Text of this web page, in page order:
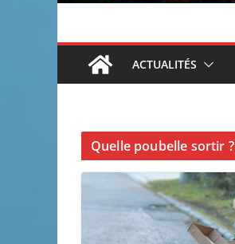
ACTUALITÉS
Quelle poubelle sortir ?